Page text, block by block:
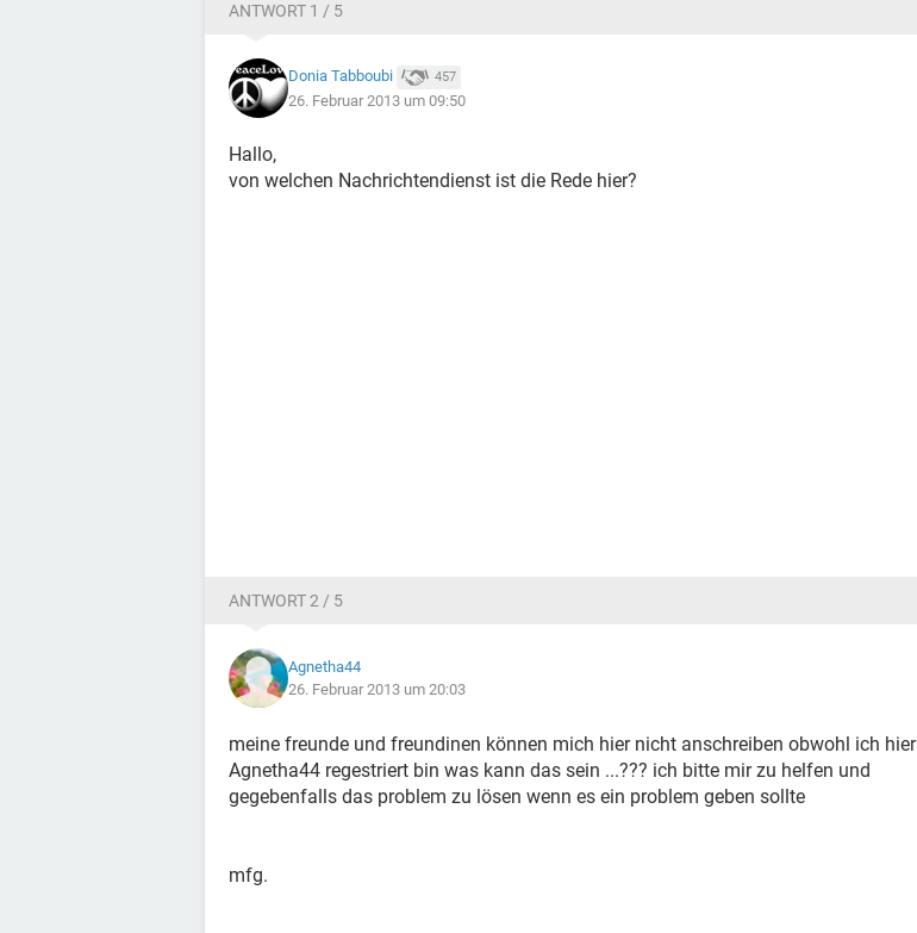
ANTWORT 1 / 5
Donia Tabboubi 457
26. Februar 2013 um 09:50
Hallo,
von welchen Nachrichtendienst ist die Rede hier?
ANTWORT 2 / 5
Agnetha44
26. Februar 2013 um 20:03
meine freunde und freundinen können mich hier nicht anschreiben obwohl ich hier
Agnetha44 regestriert bin was kann das sein ...??? ich bitte mir zu helfen und
gegebenfalls das problem zu lösen wenn es ein problem geben sollte
mfg.